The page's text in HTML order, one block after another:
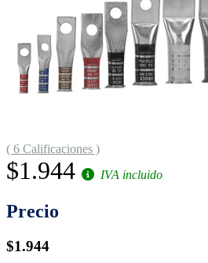
( 6 Calificaciones )
$1.944 IVA incluido
Precio
$1.944